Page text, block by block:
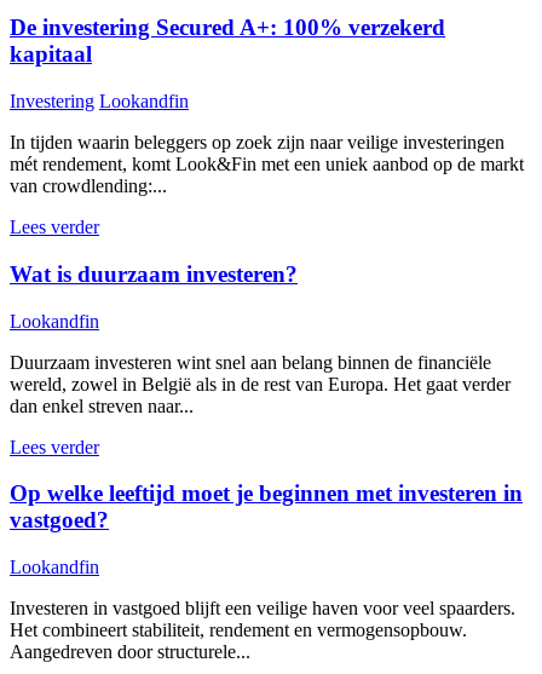
De investering Secured A+: 100% verzekerd
kapitaal
Investering Lookandfin
In tijden waarin beleggers op zoek zijn naar veilige investeringen
mét rendement, komt Look&Fin met een uniek aanbod op de markt
van crowdlending:...
Lees verder
Wat is duurzaam investeren?
Lookandfin
Duurzaam investeren wint snel aan belang binnen de financiële
wereld, zowel in België als in de rest van Europa. Het gaat verder
dan enkel streven naar...
Lees verder
Op welke leeftijd moet je beginnen met investeren in
vastgoed?
Lookandfin
Investeren in vastgoed blijft een veilige haven voor veel spaarders.
Het combineert stabiliteit, rendement en vermogensopbouw.
Aangedreven door structurele...